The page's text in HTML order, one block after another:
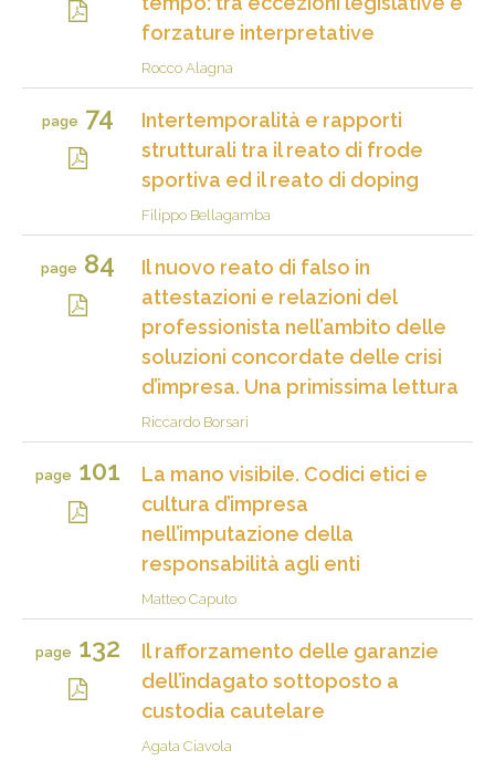
forzature interpretative
Rocco Alagna
page 74
Intertemporalità e rapporti
strutturali tra il reato di frode
sportiva ed il reato di doping
Filippo Bellagamba
page 84
Il nuovo reato di falso in
attestazioni e relazioni del
professionista nell’ambito delle
soluzioni concordate delle crisi
d’impresa. Una primissima lettura
Riccardo Borsari
page 101
La mano visibile. Codici etici e
cultura d’impresa
nell’imputazione della
responsabilità agli enti
Matteo Caputo
page 132
Il rafforzamento delle garanzie
dell’indagato sottoposto a
custodia cautelare
Agata Ciavola